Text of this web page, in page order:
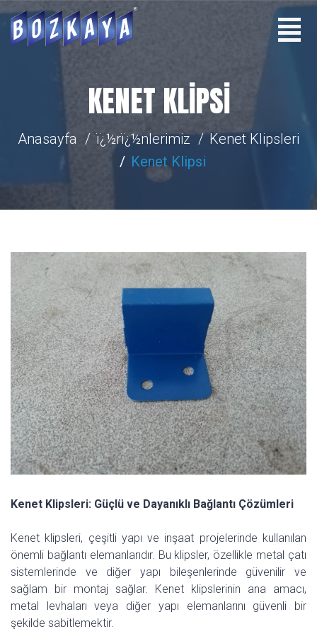
KENET KLIPSI
Anasayfa ï¿½rï¿½nlerimiz
Kenet Klipsleri
Kenet Klipsi
Kenet Klipsleri: Güçlü ve Dayanıklı Bağlantı Çözümleri
Kenet klipsleri, çeşitli yapı ve inşaat projelerinde kullanılan
önemli bağlantı elemanlarıdır. Bu klipsler, özellikle metal çatı
sistemlerinde ve diğer yapı bileşenlerinde güvenilir ve
sağlam bir montaj sağlar. Kenet klipslerinin ana amacı,
metal levhaları veya diğer yapı elemanlarını güvenli bir
şekilde sabitlemektir.